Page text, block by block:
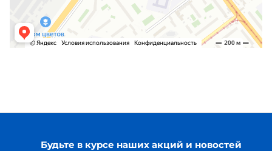
Будьте в курсе наших акций и новостей